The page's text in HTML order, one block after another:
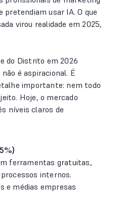
usar IA. O que
virou realidade em 2025,
do Distrito em 2026
é aspiracional. É
importante: nem todo
Hoje, o mercado
níveis claros de
ferramentas gratuitas,
internos.
e médias empresas